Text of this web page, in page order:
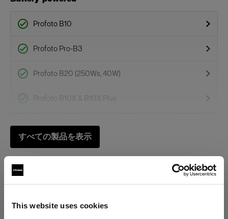
This website uses cookies
Profoto B10
Profoto Pro-B3
Profoto B20 (250Ws, 40W)
Profoto B10X & B10X Plus
Profoto B1
すべての製品を表示